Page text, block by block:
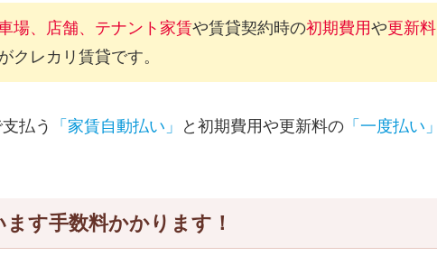
場、 店舗、テナント家賃や賃貸契約時の初期費用や更新料
クレカリ賃貸です。
払う 「家賃自動払い」 と初期費用や更新料の 「一度払い」
す手数料かかります！